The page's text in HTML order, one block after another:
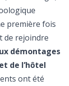
première fois
de rejoindre
démontages
de l’hôtel
ont été